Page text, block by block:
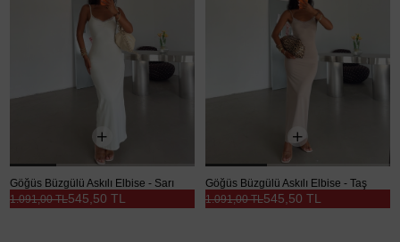
Göğüs Büzgülü Askılı Elbise - Sarı
545,50 TL
1.091,00 TL
Göğüs Büzgülü Askılı Elbise - Taş
545,50 TL
1.091,00 TL